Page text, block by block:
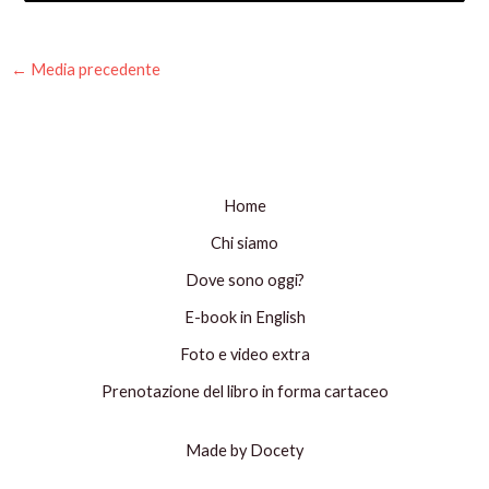
← Media precedente
Home
Chi siamo
Dove sono oggi?
E-book in English
Foto e video extra
Prenotazione del libro in forma cartaceo
Made by Docety